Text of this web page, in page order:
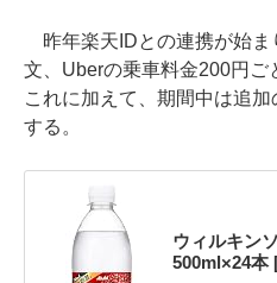
昨年楽天IDとの連携が始ま
文、Uberの乗車料金200円ご
これに加えて、期間中は追
する。
ウィルキン
500ml×24本